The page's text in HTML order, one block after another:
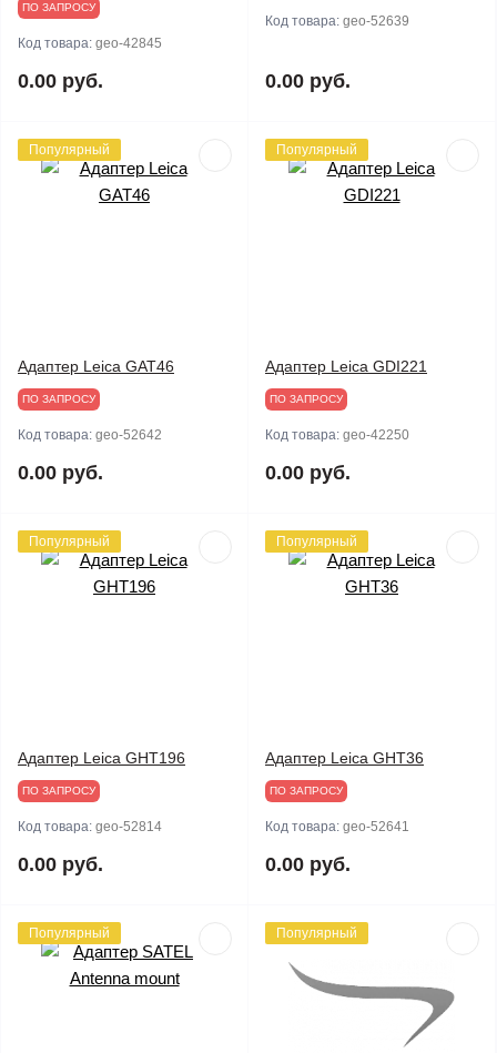
ПО ЗАПРОСУ
Код товара: geo-42845
0.00 руб.
Код товара: geo-52639
0.00 руб.
Популярный
Адаптер Leica GAT46
ПО ЗАПРОСУ
Код товара: geo-52642
0.00 руб.
Популярный
Адаптер Leica GDI221
ПО ЗАПРОСУ
Код товара: geo-42250
0.00 руб.
Популярный
Адаптер Leica GHT196
ПО ЗАПРОСУ
Код товара: geo-52814
0.00 руб.
Популярный
Адаптер Leica GHT36
ПО ЗАПРОСУ
Код товара: geo-52641
0.00 руб.
Популярный Популярный